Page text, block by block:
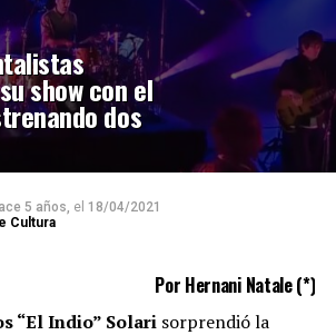
show con el
dos
5 años, el 18/04/2021
Cultura
Por Hernani Natale (*)
“El Indio” Solari sorprendió la